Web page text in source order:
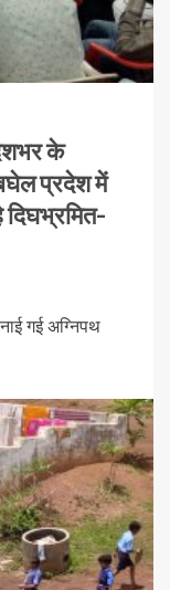
के
प्रदेश में
गई अग्निपथ